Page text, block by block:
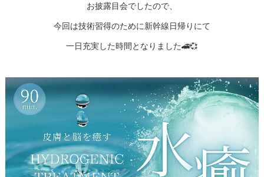
お披露目会でしたので、
今回は技術習得のために新幹線日帰りにて
一日充実した時間となりました🚄💞